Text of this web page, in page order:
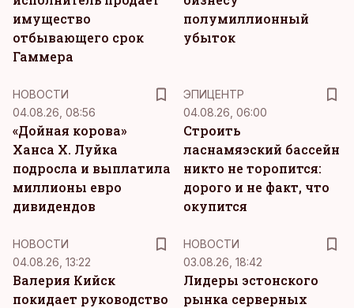
имущество
отбывающего срок
Гаммера
полумиллионный
убыток
НОВОСТИ
04.08.26, 08:56
«Дойная корова»
Ханса Х. Луйка
подросла и выплатила
миллионы евро
дивидендов
ЭПИЦЕНТР
04.08.26, 06:00
Строить
ласнамяэский бассейн
никто не торопится:
дорого и не факт, что
окупится
НОВОСТИ
04.08.26, 13:22
Валерия Кийск
покидает руководство
НОВОСТИ
03.08.26, 18:42
Лидеры эстонского
рынка серверных